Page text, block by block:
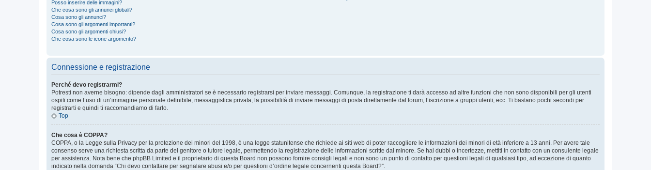
Posso inserire delle immagini?
Che cosa sono gli annunci globali?
Cosa sono gli annunci?
Cosa sono gli argomenti importanti?
Cosa sono gli argomenti chiusi?
Che cosa sono le icone argomento?
Connessione e registrazione
Perché devo registrarmi?
Potresti non averne bisogno: dipende dagli amministratori se è necessario registrarsi per inviare messaggi. Comunque, la registrazione ti darà accesso ad altre funzioni che non sono disponibili per gli utenti
ospiti come l’uso di un’immagine personale definibile, messaggistica privata, la possibilità di inviare messaggi di posta direttamente dal forum, l’iscrizione a gruppi utenti, ecc. Ti bastano pochi secondi per
registrarti e quindi ti raccomandiamo di farlo.
Top
Che cosa è COPPA?
COPPA, o la Legge sulla Privacy per la protezione dei minori del 1998, è una legge statunitense che richiede ai siti web di poter raccogliere le informazioni dei minori di età inferiore a 13 anni. Per avere tale
consenso serve una richiesta scritta da parte del genitore o tutore legale, permettendo la registrazione delle informazioni scritte dal minore. Se hai dubbi o incertezze, mettiti in contatto con un consulente legale
per assistenza. Nota bene che phpBB Limited e il proprietario di questa Board non possono fornire consigli legali e non sono un punto di contatto per questioni legali di qualsiasi tipo, ad eccezione di quanto
indicato nella domanda “Chi devo contattare per segnalare abusi e/o per questioni d’ordine legale concernenti questa Board?”.